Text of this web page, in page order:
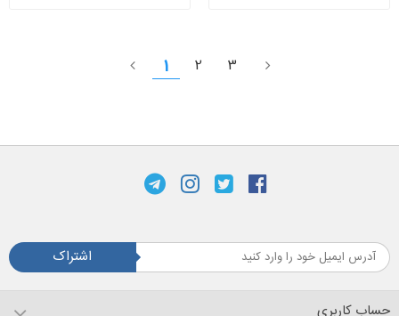
1 2 3
اشتراک
حساب کاربری